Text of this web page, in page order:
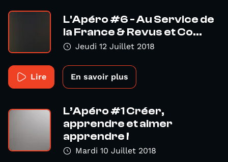
L'Apéro #6 - Au Service de
la France & Revus et Co...
Jeudi 12 Juillet 2018
Lire En savoir plus
L’Apéro #1 Créer,
apprendre et aimer
apprendre !
Mardi 10 Juillet 2018